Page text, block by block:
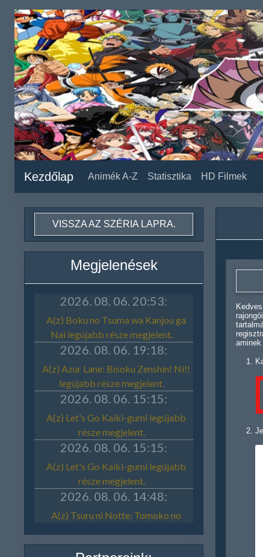
Kezdőlap Animék A-Z Statisztika HD Filmek
VISSZA AZ SZÉRIA LAPRA.
Megjelenések